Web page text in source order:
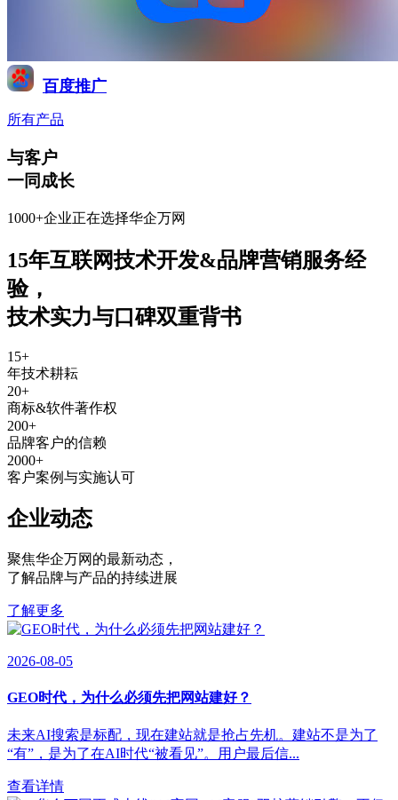
百度推广
所有产品
与客户
一同成长
1000+企业正在选择华企万网
15年互联网技术开发&品牌营销服务经
验，
技术实力与口碑双重背书
15+
年技术耕耘
20+
商标&软件著作权
200+
品牌客户的信赖
2000+
客户案例与实施认可
企业动态
聚焦华企万网的最新动态 ，
了解品牌与产品的持续进展
了解更多
2026-08-05
GEO时代，为什么必须先把网站建好？
未来AI搜索是标配，现在建站就是抢占先机。建站不是为了
“有”，是为了在AI时代“被看见”。用户最后信...
查看详情